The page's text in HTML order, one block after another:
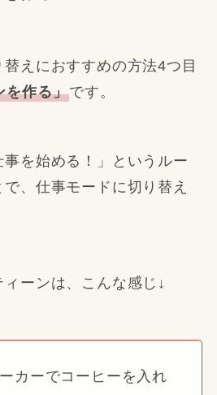
えにおすすめの方法4つ目
を作る」です。
事を始める！」というルー
、仕事モードに切り替え
ーンは、こんな感じ↓
カーでコーヒーを入れ